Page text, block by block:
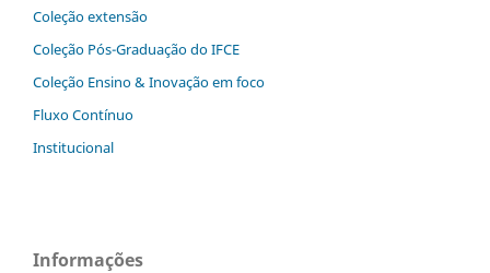
Coleção extensão
Coleção Pós-Graduação do IFCE
Coleção Ensino & Inovação em foco
Fluxo Contínuo
Institucional
Informações